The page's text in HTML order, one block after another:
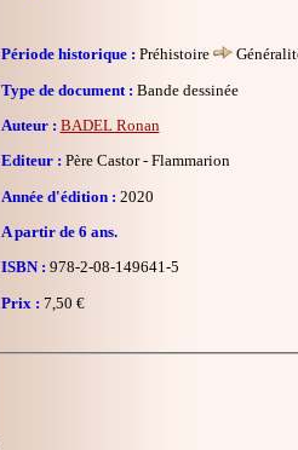
Période historique : Préhistoire
Type de document : Bande dessinée
Auteur : BADEL Ronan
Editeur : Père Castor - Flammarion
Année d'édition : 2020
A partir de 6 ans.
ISBN : 978-2-08-149641-5
Prix : 7,50 €